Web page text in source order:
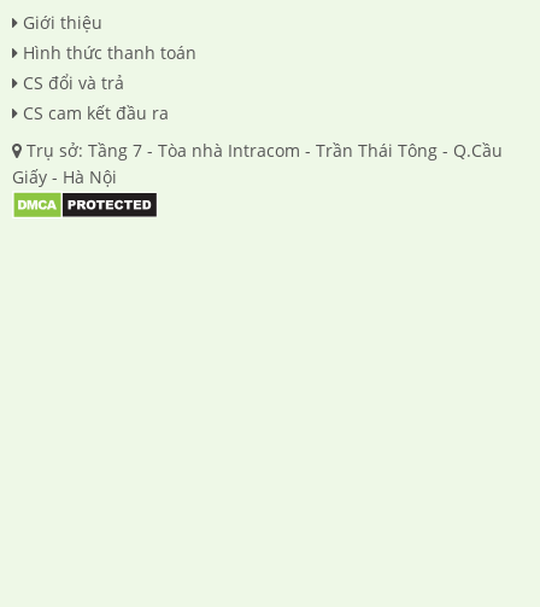
Giới thiệu
Hình thức thanh toán
CS đổi và trả
CS cam kết đầu ra
Trụ sở: Tầng 7 - Tòa nhà Intracom - Trần Thái Tông - Q.Cầu
Giấy - Hà Nội